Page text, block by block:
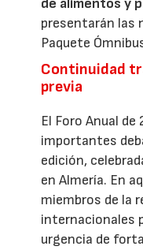
de alimentos y
presentarán las
Paquete
Continuidad
previa
El Foro Anual
importantes
edición,
en Almería. En
miembros de la
internacionales
urgencia de